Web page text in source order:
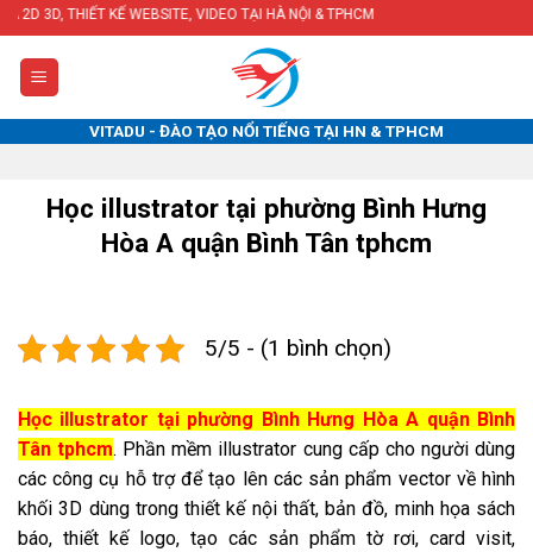
Skip
to
content
WEBSITE, VIDEO TẠI HÀ NỘI & TPHCM
VITADU - ĐÀO TẠO NỔI TIẾNG TẠI HN & TPHCM
Học illustrator tại phường Bình Hưng
Hòa A quận Bình Tân tphcm
5/5 - (1 bình chọn)
Học illustrator tại phường Bình Hưng Hòa A quận Bình
Tân tphcm. Phần mềm illustrator cung cấp cho người dùng
các công cụ hỗ trợ để tạo lên các sản phẩm vector về hình
khối 3D dùng trong thiết kế nội thất, bản đồ, minh họa sách
báo, thiết kế logo, tạo các sản phẩm tờ rơi, card visit,